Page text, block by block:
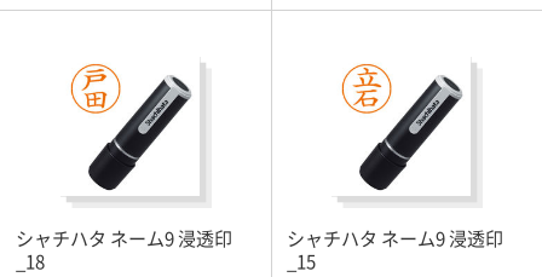
シャチハタ ネーム9 浸透印
_18
シャチハタ ネーム9 浸透印
_15